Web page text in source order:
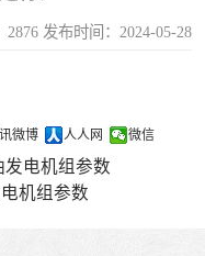
2876 发布时间：2024-05-28
微博 人人网 微信
电机组参数
机组参数